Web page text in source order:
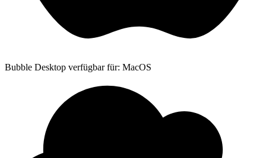
Bubble Desktop verfügbar für: MacOS